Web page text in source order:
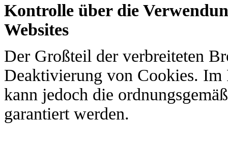
Kontrolle über die
Websites
Der Großteil der verbreiteten
Deaktivierung von Cookies.
kann jedoch die
garantiert werden.